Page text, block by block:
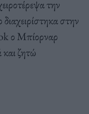
την
στην
ο Μπίορναρ
ζητώ